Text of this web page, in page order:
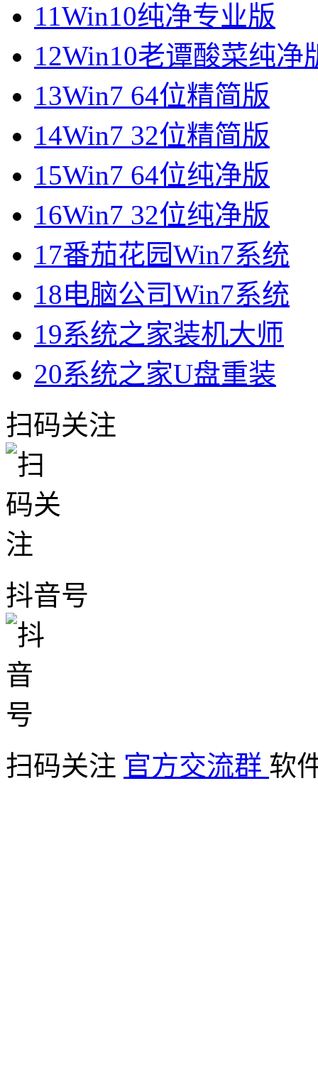
11Win10纯净专业版
12Win10老谭酸菜纯净
13Win7 64位精简版
14Win7 32位精简版
15Win7 64位纯净版
16Win7 32位纯净版
17番茄花园Win7系统
18电脑公司Win7系统
19系统之家装机大师
20系统之家U盘重装
扫码关注
抖音号
扫码关注 官方交流群 软